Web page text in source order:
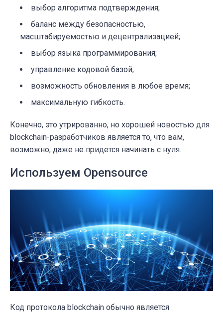
выбор алгоритма подтверждения;
баланс между безопасностью,
масштабируемостью и децентрализацией;
выбор языка программирования;
управление кодовой базой;
возможность обновления в любое время;
максимальную гибкость.
Конечно, это утрированно, но хорошей новостью для
blockchain-разработчиков является то, что вам,
возможно, даже не придется начинать с нуля.
Используем Opensource
Код протокола blockchain обычно является